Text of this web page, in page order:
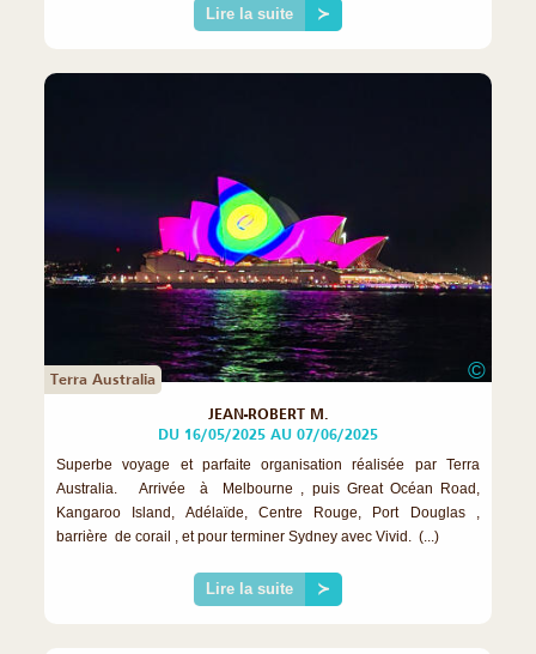
Lire la suite ≻
Terra Australia ©
JEAN-ROBERT M.
DU 16/05/2025 AU 07/06/2025
Superbe voyage et parfaite organisation réalisée par Terra
Australia. Arrivée à Melbourne , puis Great Océan Road,
Kangaroo Island, Adélaïde, Centre Rouge, Port Douglas ,
barrière de corail , et pour terminer Sydney avec Vivid. (...)
Lire la suite ≻